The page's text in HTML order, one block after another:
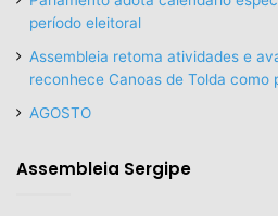
período eleitoral
Assembleia retoma atividades e
reconhece Canoas de Tolda como
AGOSTO
Assembleia Sergipe